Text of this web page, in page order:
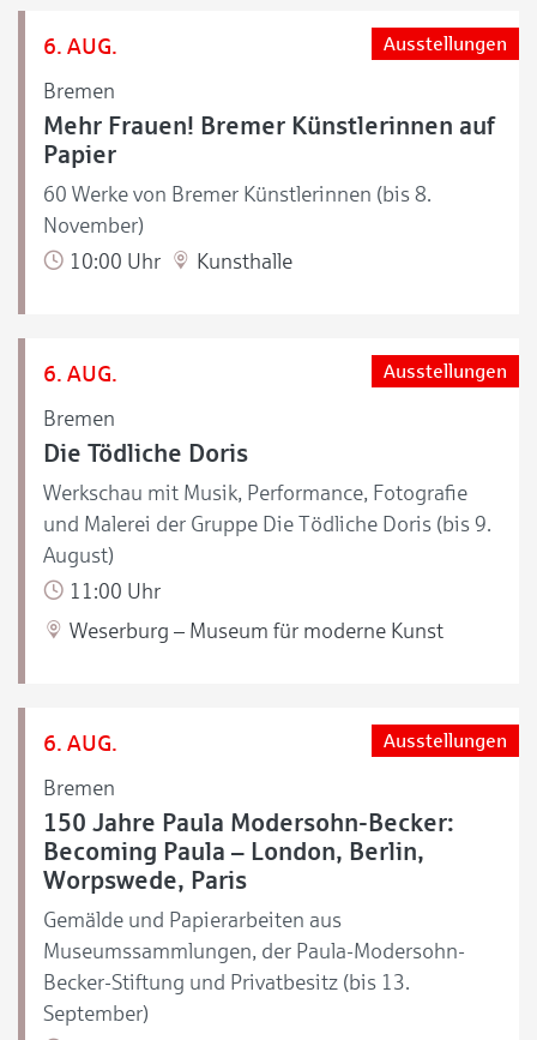
6. AUG.
Bremen
Ausstellungen
Mehr Frauen! Bremer Künstlerinnen auf
Papier
60 Werke von Bremer Künstlerinnen (bis 8.
November)
10:00 Uhr
Kunsthalle
6. AUG.
Bremen
Ausstellungen
Die Tödliche Doris
Werkschau mit Musik, Performance, Fotografie
und Malerei der Gruppe Die Tödliche Doris (bis 9.
August)
11:00 Uhr
Weserburg – Museum für moderne Kunst
6. AUG.
Bremen
Ausstellungen
150 Jahre Paula Modersohn-Becker:
Becoming Paula – London, Berlin,
Worpswede, Paris
Gemälde und Papierarbeiten aus
Museumssammlungen, der Paula-Modersohn-
Becker-Stiftung und Privatbesitz (bis 13.
September)